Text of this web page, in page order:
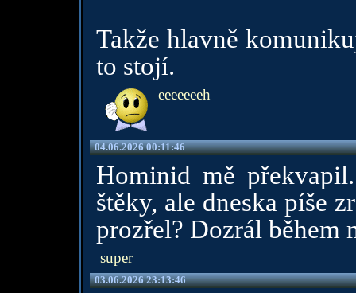
Takže hlavně
to stojí.
eeeeeeeh
04.06.2026 00:11:46
Hominid mě
štěky, ale dneska píše
prozřel? Dozrál během
super
03.06.2026 23:13:46